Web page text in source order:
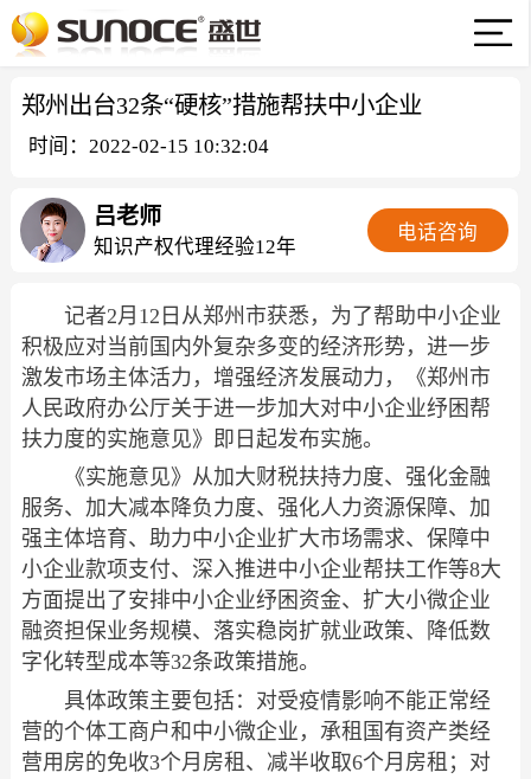
郑州出台32条“硬核”措施帮扶中小企业
时间：2022-02-15 10:32:04
吕老师
知识产权代理经验12年
电话咨询
记者2月12日从郑州市获悉，为了帮助中小企业
积极应对当前国内外复杂多变的经济形势，进一步
激发市场主体活力，增强经济发展动力，《郑州市
人民政府办公厅关于进一步加大对中小企业纾困帮
扶力度的实施意见》即日起发布实施。
《实施意见》从加大财税扶持力度、强化金融
服务、加大减本降负力度、强化人力资源保障、加
强主体培育、助力中小企业扩大市场需求、保障中
小企业款项支付、深入推进中小企业帮扶工作等8大
方面提出了安排中小企业纾困资金、扩大小微企业
融资担保业务规模、落实稳岗扩就业政策、降低数
字化转型成本等32条政策措施。
具体政策主要包括：对受疫情影响不能正常经
营的个体工商户和中小微企业，承租国有资产类经
营用房的免收3个月房租、减半收取6个月房租；对